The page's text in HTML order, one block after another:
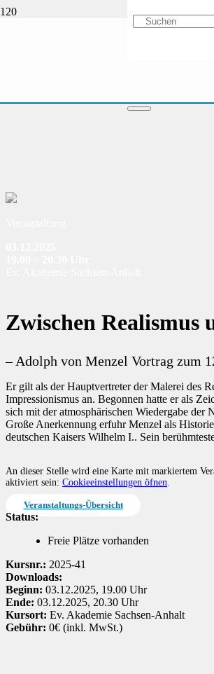
Zwischen Realismus
– Adolph von Menzel Vortrag zum
Er gilt als der Hauptvertreter der Malerei des
Impressionismus an. Begonnen hatte er als
sich mit der atmosphärischen Wiedergabe der
Große Anerkennung erfuhr Menzel als
deutschen Kaisers Wilhelm I.. Sein
An dieser Stelle wird eine Karte mit markiertem
aktiviert sein: Cookieeinstellungen öfnen
Veranstaltungs-Übersicht
Status:
Freie Plätze vorhanden
Kursnr.: 2025-41
Downloads:
Beginn: 03.12.2025, 19.00 Uhr
Ende: 03.12.2025, 20.30 Uhr
Kursort: Ev. Akademie Sachsen-Anhalt
Gebühr: 0€ (inkl. MwSt.)